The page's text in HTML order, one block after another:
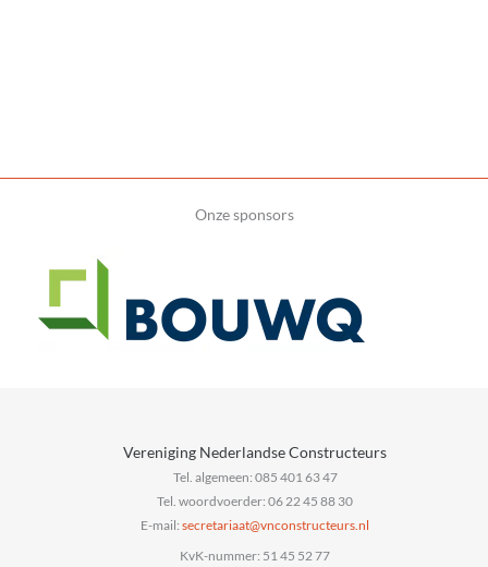
Onze sponsors
Vereniging Nederlandse Constructeurs
Tel. algemeen: 085 401 63 47
Tel. woordvoerder: 06 22 45 88 30
E-mail:
ln.sruetcurtsnocnv
@taairaterces
KvK-nummer: 51 45 52 77